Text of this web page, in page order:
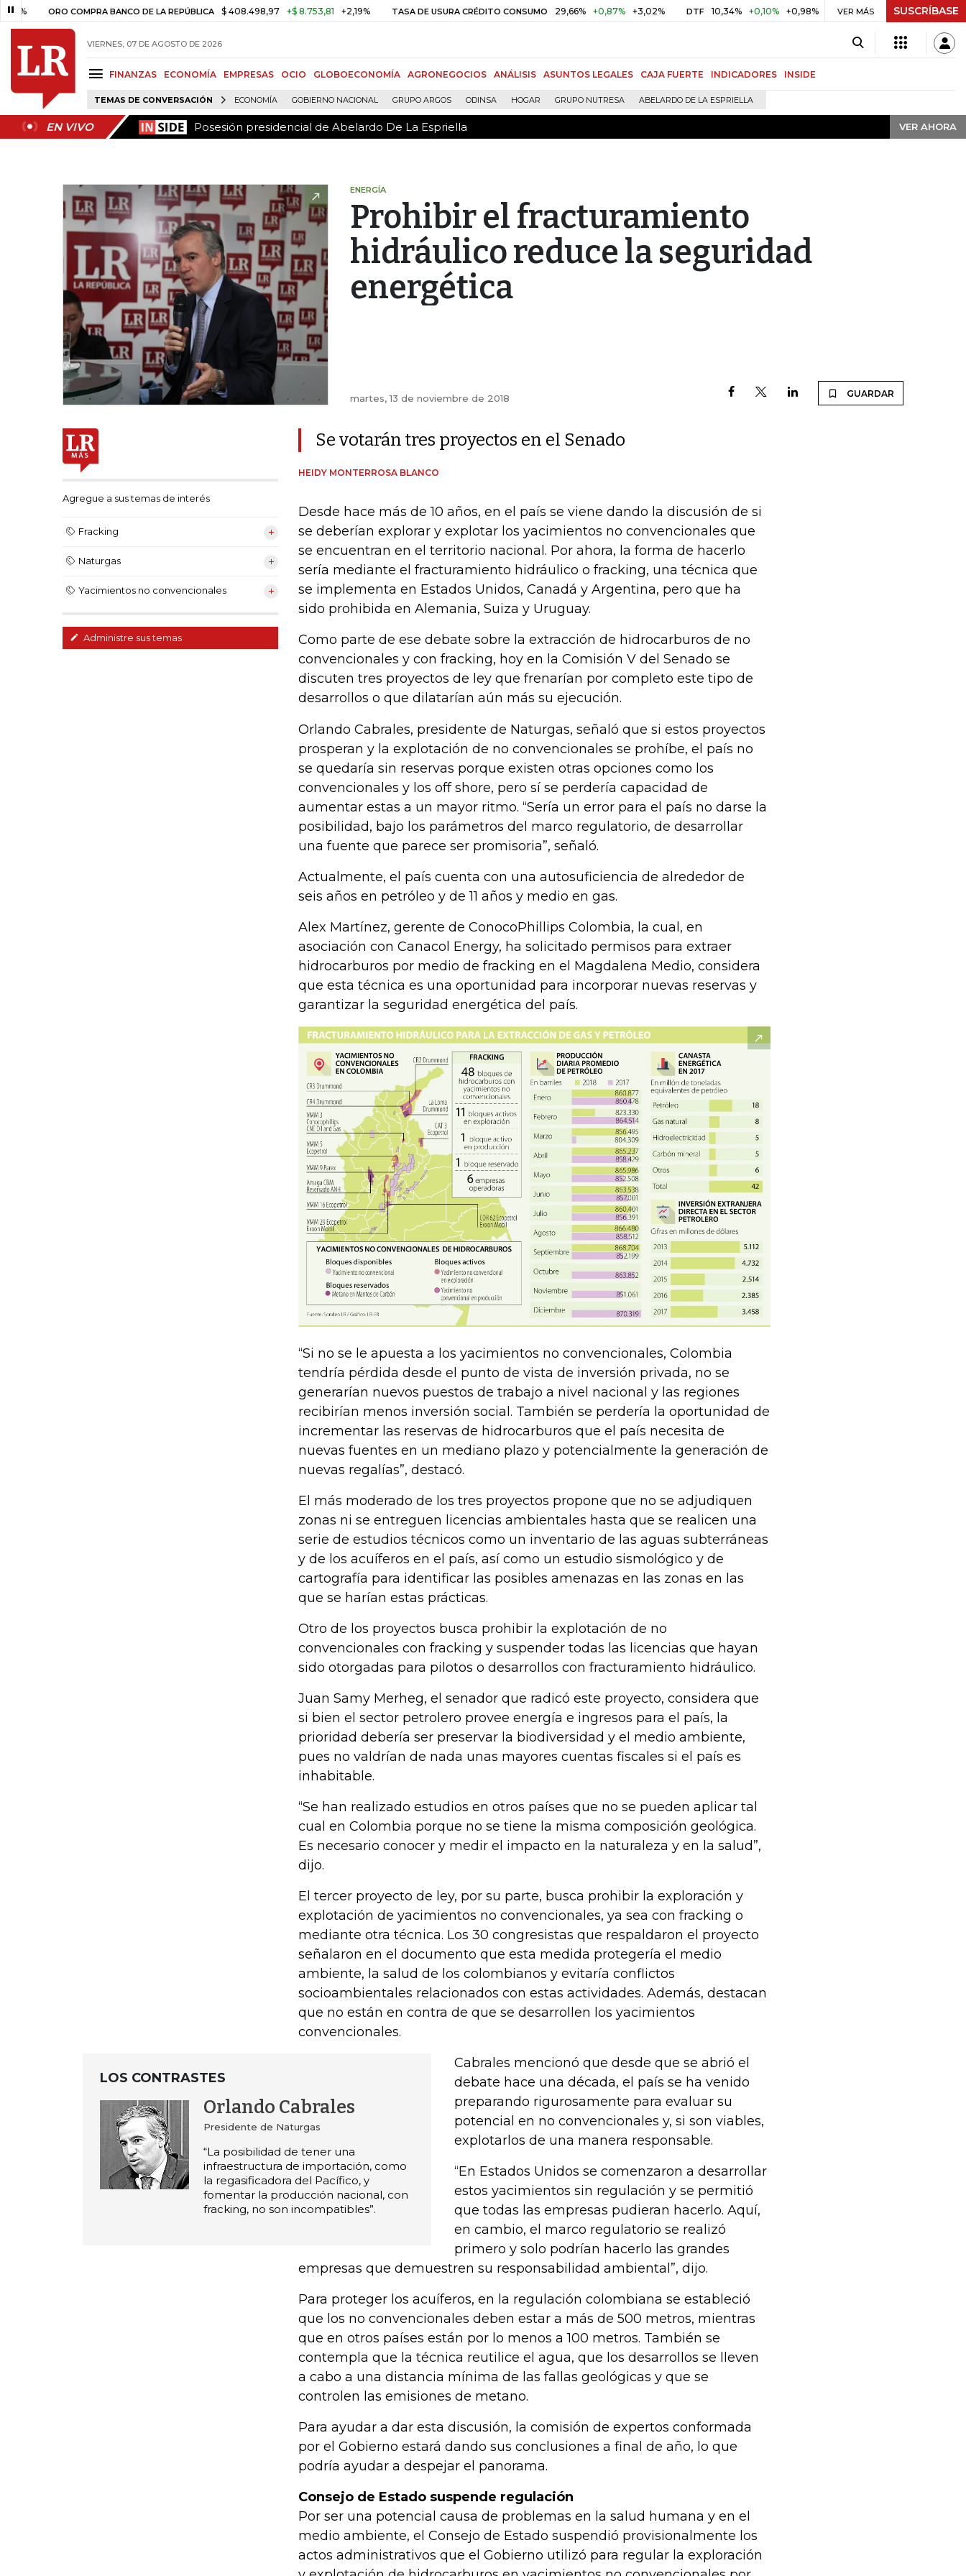
ORO COMPRA BANCO DE LA REPÚBLICA $ 408.498,97 +$ 8.753,81 +2,19% TASA DE USURA CRÉDITO CONSUMO 29,66% +0,87% +3,02% DTF 10,34% +0,10% +0,98% UVR $ 416,91 +$ 0,05 +0,01%
VER MÁS SUSCRÍBASE
VIERNES, 07 DE AGOSTO DE 2026
FINANZAS ECONOMÍA EMPRESAS OCIO GLOBOECONOMÍA AGRONEGOCIOS ANÁLISIS ASUNTOS LEGALES CAJA FUERTE INDICADORES INSIDE
TEMAS DE CONVERSACIÓN ECONOMÍA GOBIERNO NACIONAL GRUPO ARGOS ODINSA HOGAR GRUPO NUTRESA ABELARDO DE LA ESPRIELLA
EN VIVO Posesión presidencial de Abelardo De La Espriella VER AHORA
EN VIVO Posesión presidencial de Abelardo De La Espriella VER AHORA
ENERGÍA
Prohibir el fracturamiento
hidráulico reduce la seguridad
energética
martes, 13 de noviembre de 2018 GUARDAR
Agregue a sus temas de interés
Fracking
Naturgas
Yacimientos no convencionales
Administre sus temas
Se votarán tres proyectos en el Senado
HEIDY MONTERROSA BLANCO
Desde hace más de 10 años, en el país se viene dando la discusión de si
se deberían explorar y explotar los yacimientos no convencionales que
se encuentran en el territorio nacional. Por ahora, la forma de hacerlo
sería mediante el fracturamiento hidráulico o fracking, una técnica que
se implementa en Estados Unidos, Canadá y Argentina, pero que ha
sido prohibida en Alemania, Suiza y Uruguay.
Como parte de ese debate sobre la extracción de hidrocarburos de no
convencionales y con fracking, hoy en la Comisión V del Senado se
discuten tres proyectos de ley que frenarían por completo este tipo de
desarrollos o que dilatarían aún más su ejecución.
Orlando Cabrales, presidente de Naturgas, señaló que si estos proyectos
prosperan y la explotación de no convencionales se prohíbe, el país no
se quedaría sin reservas porque existen otras opciones como los
convencionales y los off shore, pero sí se perdería capacidad de
aumentar estas a un mayor ritmo. “Sería un error para el país no darse la
posibilidad, bajo los parámetros del marco regulatorio, de desarrollar
una fuente que parece ser promisoria”, señaló.
Actualmente, el país cuenta con una autosuficiencia de alrededor de
seis años en petróleo y de 11 años y medio en gas.
Alex Martínez, gerente de ConocoPhillips Colombia, la cual, en
asociación con Canacol Energy, ha solicitado permisos para extraer
hidrocarburos por medio de fracking en el Magdalena Medio, considera
que esta técnica es una oportunidad para incorporar nuevas reservas y
garantizar la seguridad energética del país.
“Si no se le apuesta a los yacimientos no convencionales, Colombia
tendría pérdida desde el punto de vista de inversión privada, no se
generarían nuevos puestos de trabajo a nivel nacional y las regiones
recibirían menos inversión social. También se perdería la oportunidad de
incrementar las reservas de hidrocarburos que el país necesita de
nuevas fuentes en un mediano plazo y potencialmente la generación de
nuevas regalías”, destacó.
El más moderado de los tres proyectos propone que no se adjudiquen
zonas ni se entreguen licencias ambientales hasta que se realicen una
serie de estudios técnicos como un inventario de las aguas subterráneas
y de los acuíferos en el país, así como un estudio sismológico y de
cartografía para identificar las posibles amenazas en las zonas en las
que se harían estas prácticas.
Otro de los proyectos busca prohibir la explotación de no
convencionales con fracking y suspender todas las licencias que hayan
sido otorgadas para pilotos o desarrollos con fracturamiento hidráulico.
Juan Samy Merheg, el senador que radicó este proyecto, considera que
si bien el sector petrolero provee energía e ingresos para el país, la
prioridad debería ser preservar la biodiversidad y el medio ambiente,
pues no valdrían de nada unas mayores cuentas fiscales si el país es
inhabitable.
“Se han realizado estudios en otros países que no se pueden aplicar tal
cual en Colombia porque no se tiene la misma composición geológica.
Es necesario conocer y medir el impacto en la naturaleza y en la salud”,
dijo.
El tercer proyecto de ley, por su parte, busca prohibir la exploración y
explotación de yacimientos no convencionales, ya sea con fracking o
mediante otra técnica. Los 30 congresistas que respaldaron el proyecto
señalaron en el documento que esta medida protegería el medio
ambiente, la salud de los colombianos y evitaría conflictos
socioambientales relacionados con estas actividades. Además, destacan
que no están en contra de que se desarrollen los yacimientos
convencionales.
LOS CONTRASTES
Orlando Cabrales
Presidente de Naturgas
“La posibilidad de tener una
infraestructura de importación, como
la regasificadora del Pacífico, y
fomentar la producción nacional, con
fracking, no son incompatibles”.
Cabrales mencionó que desde que se abrió el
debate hace una década, el país se ha venido
preparando rigurosamente para evaluar su
potencial en no convencionales y, si son viables,
explotarlos de una manera responsable.
“En Estados Unidos se comenzaron a desarrollar
estos yacimientos sin regulación y se permitió
que todas las empresas pudieran hacerlo. Aquí,
en cambio, el marco regulatorio se realizó
primero y solo podrían hacerlo las grandes
empresas que demuestren su responsabilidad ambiental”, dijo.
Para proteger los acuíferos, en la regulación colombiana se estableció
que los no convencionales deben estar a más de 500 metros, mientras
que en otros países están por lo menos a 100 metros. También se
contempla que la técnica reutilice el agua, que los desarrollos se lleven
a cabo a una distancia mínima de las fallas geológicas y que se
controlen las emisiones de metano.
Para ayudar a dar esta discusión, la comisión de expertos conformada
por el Gobierno estará dando sus conclusiones a final de año, lo que
podría ayudar a despejar el panorama.
Consejo de Estado suspende regulación
Por ser una potencial causa de problemas en la salud humana y en el
medio ambiente, el Consejo de Estado suspendió provisionalmente los
actos administrativos que el Gobierno utilizó para regular la exploración